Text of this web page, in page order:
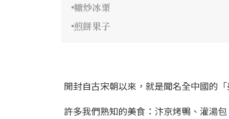
糖炒冰栗
煎餅果子
開封自古宋朝以來，就是聞名全中國的「
許多我們熟知的美食：汴京烤鴨、灌湯